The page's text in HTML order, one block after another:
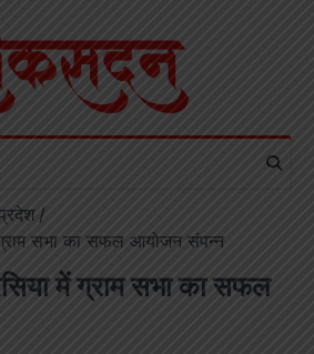
सभा का सफल आयोजन संपन्न
में ग्राम सभा का सफल